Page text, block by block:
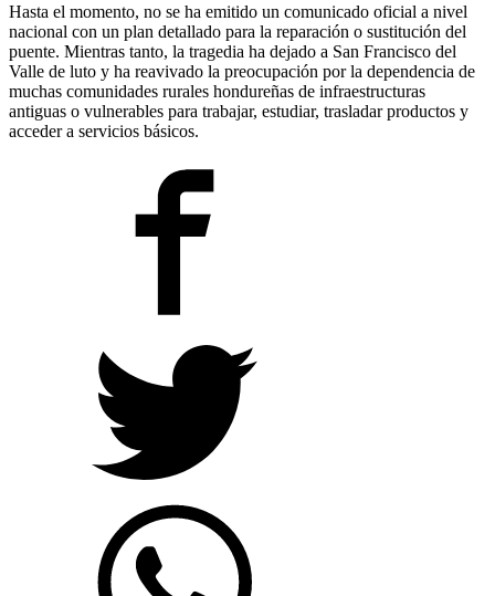
Hasta el momento, no se ha emitido un comunicado oficial a nivel
nacional con un plan detallado para la reparación o sustitución del
puente. Mientras tanto, la tragedia ha dejado a San Francisco del
Valle de luto y ha reavivado la preocupación por la dependencia de
muchas comunidades rurales hondureñas de infraestructuras
antiguas o vulnerables para trabajar, estudiar, trasladar productos y
acceder a servicios básicos.